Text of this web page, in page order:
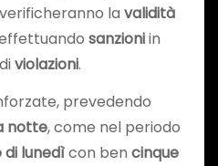
la validità
sanzioniin
violazioni.
prevedendo
notte, come nel periodo
lunedìcon ben cinque